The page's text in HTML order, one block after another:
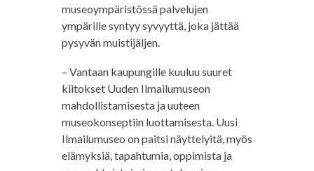
museoympäristössä palvelujen
ympärille syntyy syvyyttä, joka jättää
pysyvän muistijäljen.
– Vantaan kaupungille kuuluu suuret
kiitokset Uuden Ilmailumuseon
mahdollistamisesta ja uuteen
museokonseptiin luottamisesta. Uusi
Ilmailumuseo on paitsi näyttelyitä, myös
elämyksiä, tapahtumia, oppimista ja